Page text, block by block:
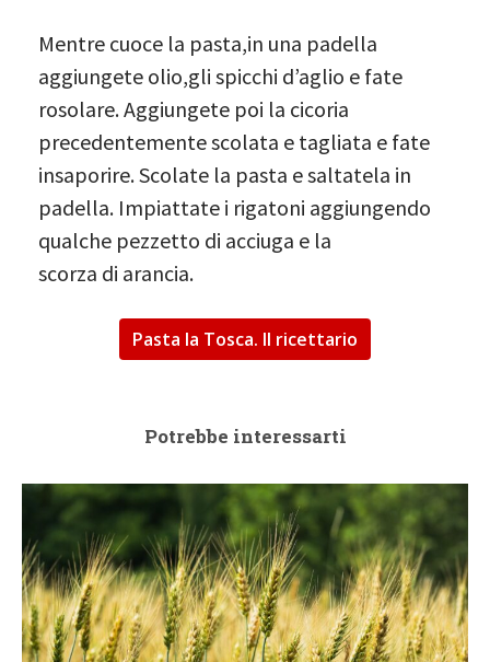
Mentre cuoce la pasta,in una padella
aggiungete olio,gli spicchi d’aglio e fate
rosolare. Aggiungete poi la cicoria
precedentemente scolata e tagliata e fate
insaporire. Scolate la pasta e saltatela in
padella. Impiattate i rigatoni aggiungendo
qualche pezzetto di acciuga e la
scorza di arancia.
Pasta la Tosca. Il ricettario
Potrebbe interessarti